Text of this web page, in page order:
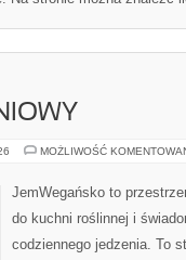
MOŻLIWOŚĆ
JemWegańsko to
do kuchni roślinnej i
codziennego jedzenia. To